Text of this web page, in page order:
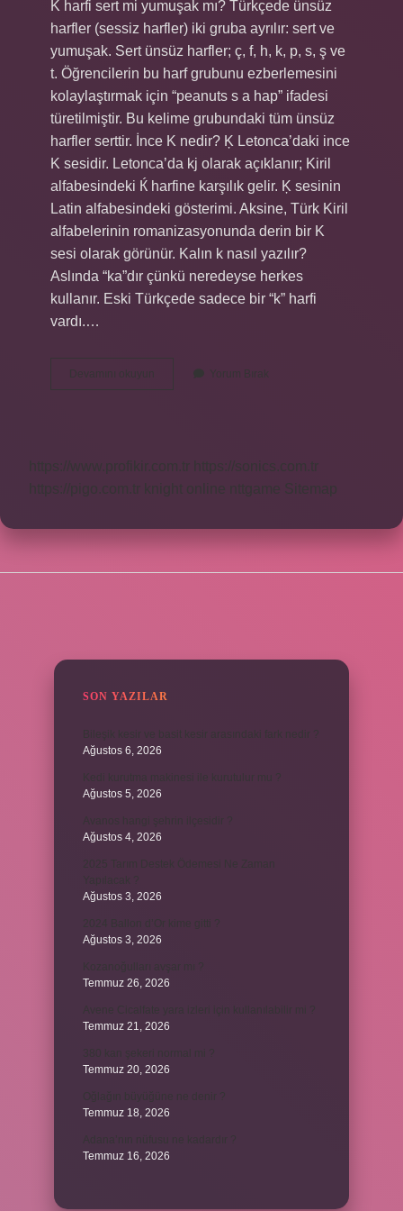
K harfi sert mi yumuşak mı? Türkçede ünsüz
harfler (sessiz harfler) iki gruba ayrılır: sert ve
yumuşak. Sert ünsüz harfler; ç, f, h, k, p, s, ş ve
t. Öğrencilerin bu harf grubunu ezberlemesini
kolaylaştırmak için “peanuts s a hap” ifadesi
türetilmiştir. Bu kelime grubundaki tüm ünsüz
harfler serttir. İnce K nedir? Ķ Letonca’daki ince
K sesidir. Letonca’da kj olarak açıklanır; Kiril
alfabesindeki Ќ harfine karşılık gelir. Ķ sesinin
Latin alfabesindeki gösterimi. Aksine, Türk Kiril
alfabelerinin romanizasyonunda derin bir K
sesi olarak görünür. Kalın k nasıl yazılır?
Aslında “ka”dır çünkü neredeyse herkes
kullanır. Eski Türkçede sadece bir “k” harfi
vardı.…
Devamını okuyun
Harfi
Yorum Bırak
https://www.profikir.com.tr
https://sonics.com.tr
https://pigo.com.tr knight online nttgame Sitemap
SON YAZILAR
Bileşik kesir ve basit kesir arasındaki fark nedir ?
Ağustos 6, 2026
Ağustos 5, 2026
Ağustos 4, 2026
Ağustos 3, 2026
Ağustos 3, 2026
Temmuz 26, 2026
Temmuz 21, 2026
Temmuz 20, 2026
Temmuz 18, 2026
Temmuz 16, 2026